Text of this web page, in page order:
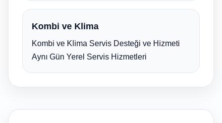
Kombi ve Klima
Kombi ve Klima Servis Desteği ve Hizmeti
Aynı Gün Yerel Servis Hizmetleri